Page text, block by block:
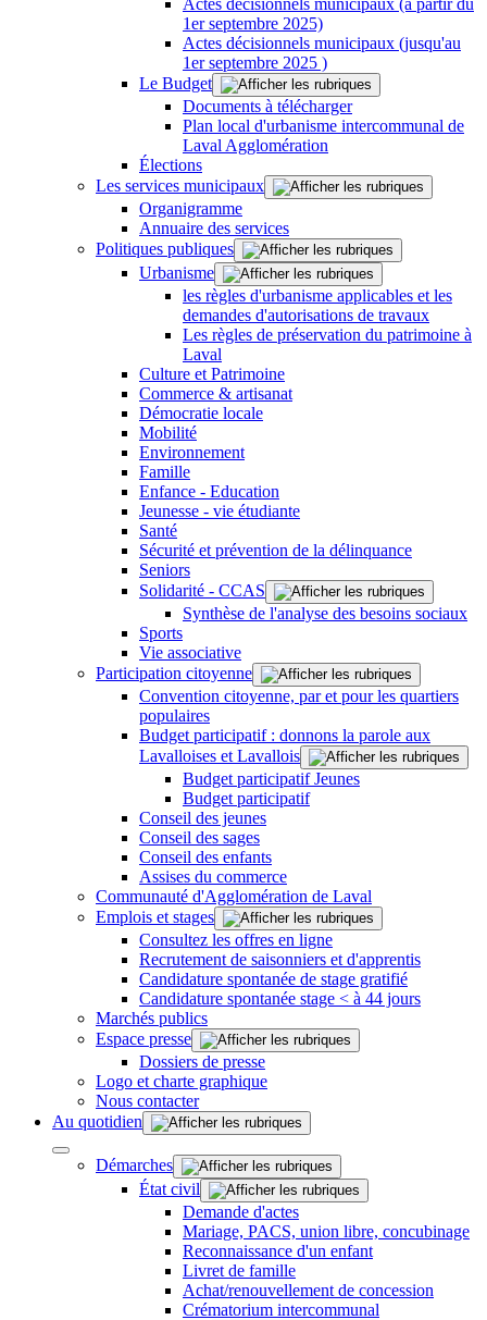
Actes décisionnels municipaux (à partir du
1er septembre 2025)
Actes décisionnels municipaux (jusqu'au
1er septembre 2025 )
Le Budget
Documents à télécharger
Plan local d'urbanisme intercommunal de
Laval Agglomération
Élections
Les services municipaux
Organigramme
Annuaire des services
Politiques publiques
Urbanisme
les règles d'urbanisme applicables et les
demandes d'autorisations de travaux
Les règles de préservation du patrimoine à
Laval
Culture et Patrimoine
Commerce & artisanat
Démocratie locale
Mobilité
Environnement
Famille
Enfance - Education
Jeunesse - vie étudiante
Santé
Sécurité et prévention de la délinquance
Seniors
Solidarité - CCAS
Synthèse de l'analyse des besoins sociaux
Sports
Vie associative
Participation citoyenne
Convention citoyenne, par et pour les quartiers
populaires
Budget participatif : donnons la parole aux
Lavalloises et Lavallois
Budget participatif Jeunes
Budget participatif
Conseil des jeunes
Conseil des sages
Conseil des enfants
Assises du commerce
Communauté d'Agglomération de Laval
Emplois et stages
Consultez les offres en ligne
Recrutement de saisonniers et d'apprentis
Candidature spontanée de stage gratifié
Candidature spontanée stage < à 44 jours
Marchés publics
Espace presse
Dossiers de presse
Logo et charte graphique
Nous contacter
Au quotidien
Démarches
État civil
Demande d'actes
Mariage, PACS, union libre, concubinage
Reconnaissance d'un enfant
Livret de famille
Achat/renouvellement de concession
Crématorium intercommunal